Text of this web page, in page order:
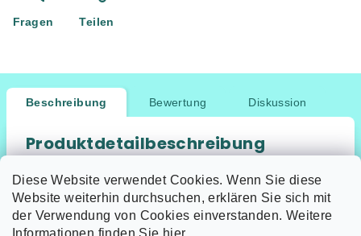
Diese Website verwendet Cookies. Wenn Sie diese
Website weiterhin durchsuchen, erklären Sie sich mit
der Verwendung von Cookies einverstanden. Weitere
Informationen finden Sie hier.
Fragen Teilen
Beschreibung Bewertung Diskussion
Produktdetailbeschreibung
Keine Produktbeschreibung verfügbar